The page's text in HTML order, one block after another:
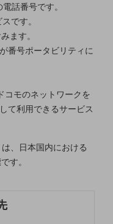
mini ドコモBiz かけ放題
話番号です。
です。
ます。
番号ポータビリティに
モのネットワークを
て利用できるサービス
、日本国内における
す。